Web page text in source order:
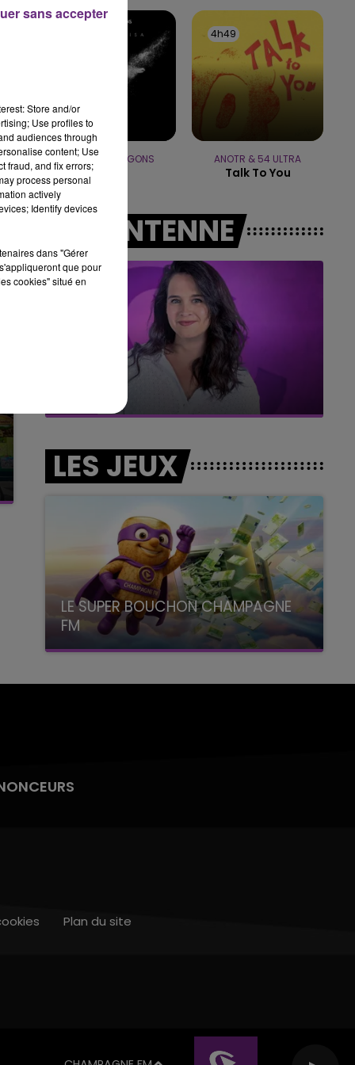
7h00 - 11h00
BEST OF
IMAGINE DRAGONS
4h49
4h49
ANOTR & 54 ULTRA
Talk To You
A L'ANTENNE
Le week-end Champagne FM
LES JEUX
LE SUPER BOUCHON CHAMPAGNE
FM
avec La Famille Champagne FM, à 8H10
Plan du site
Store and/or
Use profiles to
audiences through
content; Use
fraud, and fix errors;
process personal
actively
Identify devices
dans "Gérer
que pour
cookies" situé en
sans accepter